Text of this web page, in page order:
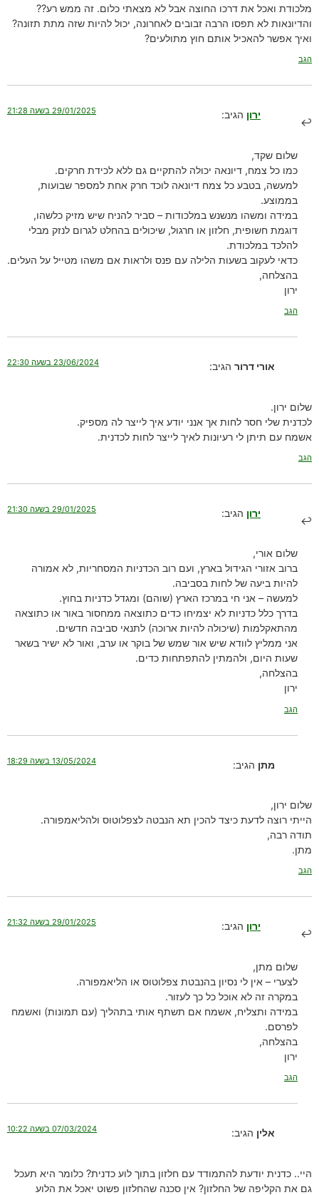
מלכודת ואכל את דרכו החוצה אבל לא מצאתי כלום. זה ממש רע??
והדיונאות לא תפסו הרבה זבובים לאחרונה, יכול להיות שזה מתת תזונה?
ואיך אפשר להאכיל אותם חוץ מתולעים?
הגב
ירון הגיב: 29/01/2025 בשעה 21:28
שלום שקד,
כמו כל צמח, דיונאה יכולה להתקיים גם ללא לכידת חרקים.
למעשה, בטבע כל צמח דיונאה לוכד חרק אחת למספר שבועות,
בממוצע.
במידה ומשהו מנשנש במלכודות – סביר להניח שיש מזיק כלשהו,
דוגמת חשופית, חלזון או חרגול, שיכולים בהחלט לגרום לנזק מבלי
להלכד במלכודת.
כדאי לעקוב בשעות הלילה עם פנס ולראות אם משהו מטייל על העלים.
בהצלחה,
ירון
הגב
אורי דרור הגיב: 23/06/2024 בשעה 22:30
שלום ירון.
לכדנית שלי חסר לחות אך אנני יודע איך לייצר לה מספיק.
אשמח עם תיתן לי רעיונות לאיך לייצר לחות לכדנית.
הגב
ירון הגיב: 29/01/2025 בשעה 21:30
שלום אורי,
ברוב אזורי הגידול בארץ, ועם רוב הכדניות המסחריות, לא אמורה
להיות ביעה של לחות בסביבה.
למעשה – אני חי במרכז הארץ (שוהם) ומגדל כדניות בחוץ.
בדרך כלל כדניות לא יצמיחו כדים כתוצאה ממחסור באור או כתוצאה
מהתאקלמות (שיכולה להיות ארוכה) לתנאי סביבה חדשים.
אני ממליץ לוודא שיש אור שמש של בוקר או ערב, ואור לא ישיר בשאר
שעות היום, ולהמתין להתפתחות כדים.
בהצלחה,
ירון
הגב
מתן הגיב: 13/05/2024 בשעה 18:29
שלום ירון,
הייתי רוצה לדעת כיצד להכין תא הנבטה לצפלוטוס ולהליאמפורה.
תודה רבה,
מתן.
הגב
ירון הגיב: 29/01/2025 בשעה 21:32
שלום מתן,
לצערי – אין לי נסיון בהנבטת צפלוטוס או הליאמפורה.
במקרה זה לא אוכל כל כך לעזור.
במידה ותצליח, אשמח אם תשתף אותי בתהליך (עם תמונות) ואשמח
לפרסם.
בהצלחה,
ירון
הגב
אלין הגיב: 07/03/2024 בשעה 10:22
היי.. כדנית יודעת להתמודד עם חלזון בתוך לוע כדנית? כלומר היא תעכל
גם את הקליפה של החלזון? אין סכנה שהחלזון פשוט יאכל את הלוע